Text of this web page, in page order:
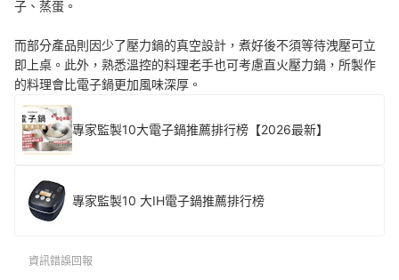
子、蒸蛋。
而部分產品則因少了壓力鍋的真空設計，煮好後不須等待洩壓可立
即上桌。此外，熟悉溫控的料理老手也可考慮直火壓力鍋，所製作
的料理會比電子鍋更加風味深厚。
專家監製10大電子鍋推薦排行榜【2026最新】
專家監製10 大IH電子鍋推薦排行榜
資訊錯誤回報